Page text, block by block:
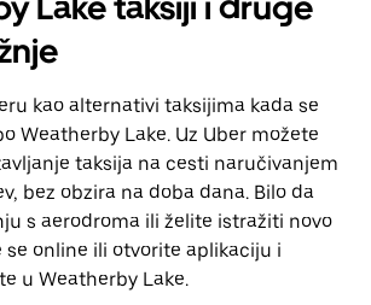
kao alternativi taksijima kada se
Weatherby Lake. Uz Uber možete
taksija na cesti naručivanjem
bez obzira na doba dana. Bilo da
s aerodroma ili želite istražiti novo
se online ili otvorite aplikaciju i
u Weatherby Lake.